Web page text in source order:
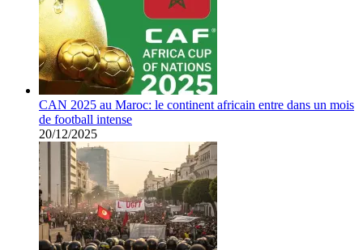
CAN 2025 au Maroc: le continent africain entre dans un mois
de football intense
20/12/2025